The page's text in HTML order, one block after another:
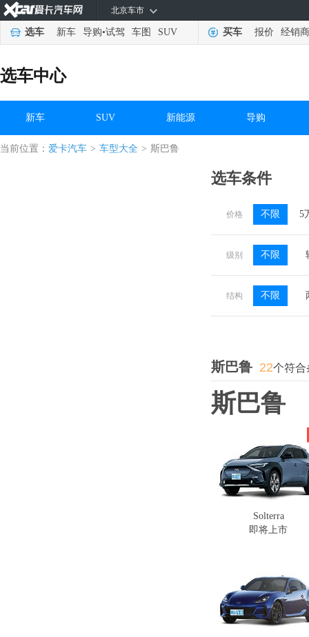
北京车市
选车 新车 导购•试驾 车图 SUV 买车 报价 经销商
选车中心
新车 SUV 新能源 导购
当前位置： 爱卡汽车 > 车型大全 > 斯巴鲁
选车条件
价格 不限 5
级别 不限
结构 不限
斯巴鲁 22个符合
斯巴鲁
Solterra
即将上市